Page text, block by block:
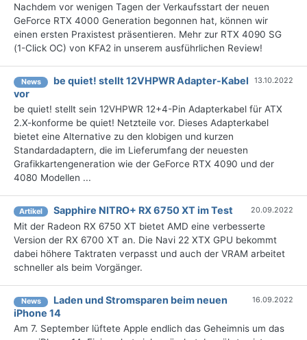
Nachdem vor wenigen Tagen der Verkaufsstart der neuen
GeForce RTX 4000 Generation begonnen hat, können wir
einen ersten Praxistest präsentieren. Mehr zur RTX 4090 SG
(1-Click OC) von KFA2 in unserem ausführlichen Review!
News
be quiet! stellt 12VHPWR Adapter-Kabel
vor
13.10.2022
be quiet! stellt sein 12VHPWR 12+4-Pin Adapterkabel für ATX
2.X-konforme be quiet! Netzteile vor. Dieses Adapterkabel
bietet eine Alternative zu den klobigen und kurzen
Standardadaptern, die im Lieferumfang der neuesten
Grafikkartengeneration wie der GeForce RTX 4090 und der
4080 Modellen ...
Artikel Sapphire NITRO+ RX 6750 XT im Test 20.09.2022
Mit der Radeon RX 6750 XT bietet AMD eine verbesserte
Version der RX 6700 XT an. Die Navi 22 XTX GPU bekommt
dabei höhere Taktraten verpasst und auch der VRAM arbeitet
schneller als beim Vorgänger.
News
Laden und Stromsparen beim neuen
iPhone 14
16.09.2022
Am 7. September lüftete Apple endlich das Geheimnis um das